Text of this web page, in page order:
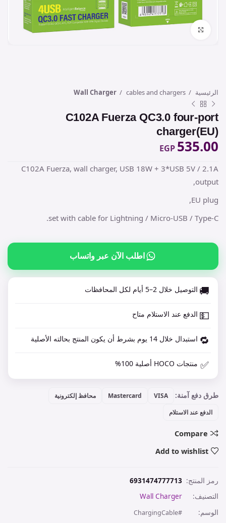
الرئيسية cables and chargers
Wall Charger
C102A Fuerza QC3.0 four-port
charger(EU)
EGP 535.00
C102A Fuerza, wall charger, USB 18W + 3*USB 5V / 2.1A
output,
EU plug,
set with cable for Lightning / Micro-USB / Type-C.
اطلب الآن عبر واتساب
🚚 التوصيل خلال 2–5 أيام لكل المحافظات
💵 الدفع عند الاستلام متاح
🔁 استبدال خلال 14 يوم بشرط أن يكون المنتج بحالته الأصلية
✅ منتجات HOCO أصلية 100%
طرق دفع آمنة: VISA
Mastercard
محافظ إلكترونية
الدفع عند الاستلام
Compare
Add to wishlist
رمز المنتج: 6931474777713
التصنيف:
Wall Charger
الوسم:
#ChargingCable